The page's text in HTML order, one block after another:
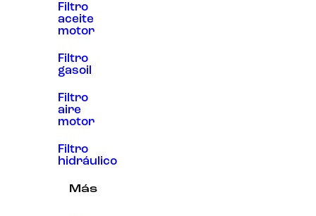
Filtro
aceite
motor
Filtro
gasoil
Filtro
aire
motor
Filtro
hidráulico
Más